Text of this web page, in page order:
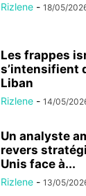
Rizlene - 18/05/
Les frappes
s’intensifient
Liban
Rizlene - 14/05/
Un analyste
revers
Unis face à...
Rizlene - 13/05/